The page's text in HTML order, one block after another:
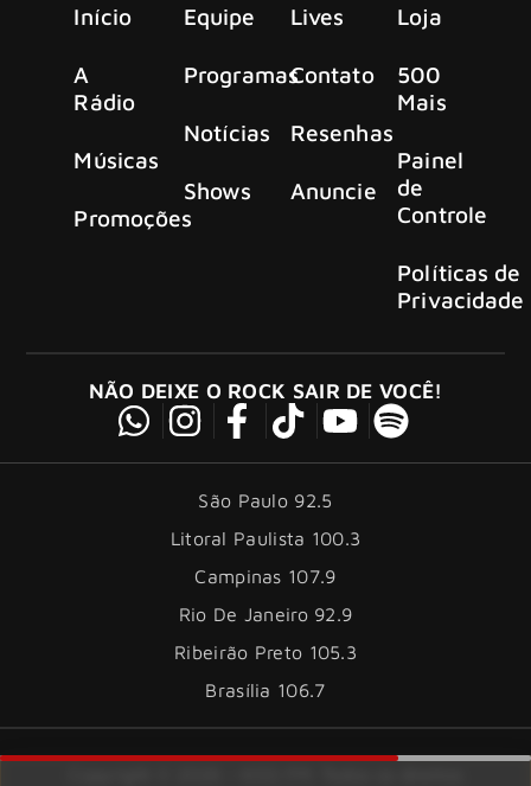
Início
A
Rádio
Músicas
Promoções
Equipe
Programas
Notícias
Shows
Lives
Contato
Resenhas
Anuncie
Loja
500
Mais
Painel
de
Controle
Políticas de
Privacidade
NÃO DEIXE O ROCK SAIR DE VOCÊ!
São Paulo 92.5
Litoral Paulista 100.3
Campinas 107.9
Rio De Janeiro 92.9
Ribeirão Preto 105.3
Brasília 106.7